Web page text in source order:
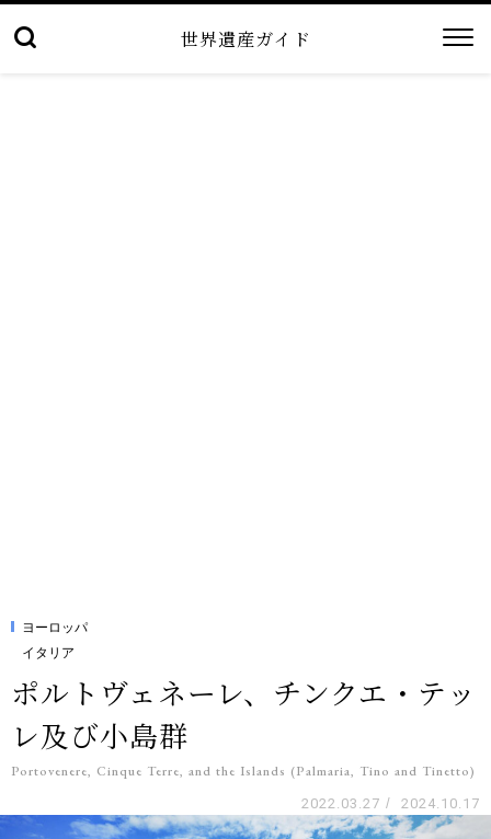
世界遺産ガイド
ヨーロッパ
イタリア
ポルトヴェネーレ、チンクエ・テッ
レ及び小島群
Portovenere, Cinque Terre, and the Islands (Palmaria, Tino and Tinetto)
2022.03.27 / 2024.10.17